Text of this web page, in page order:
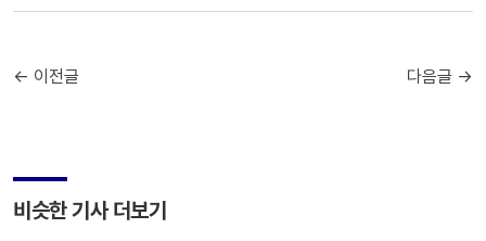
← 이전글 다음글 →
비슷한 기사 더보기